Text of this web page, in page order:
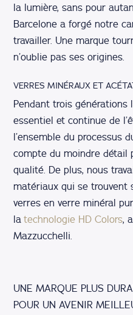
la lumière, sans pour
Barcelone a forgé notre
travailler. Une marque
n’oublie pas ses origines.
VERRES MINÉRAUX ET
Pendant trois générations
essentiel et continue de
l’ensemble du processus
compte du moindre détail
qualité. De plus, nous
matériaux qui se trouvent
verres en verre minéral
latechnologie HD Colors,
Mazzucchelli.
UNE MARQUE PLUS
POUR UN AVENIR